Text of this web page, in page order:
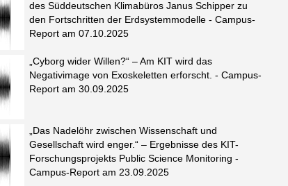
des Süddeutschen Klimabüros Janus Schipper zu
den Fortschritten der Erdsystemmodelle - Campus-
Report am 07.10.2025
„Cyborg wider Willen?“ – Am KIT wird das
Negativimage von Exoskeletten erforscht. - Campus-
Report am 30.09.2025
„Das Nadelöhr zwischen Wissenschaft und
Gesellschaft wird enger.“ – Ergebnisse des KIT-
Forschungsprojekts Public Science Monitoring -
Campus-Report am 23.09.2025